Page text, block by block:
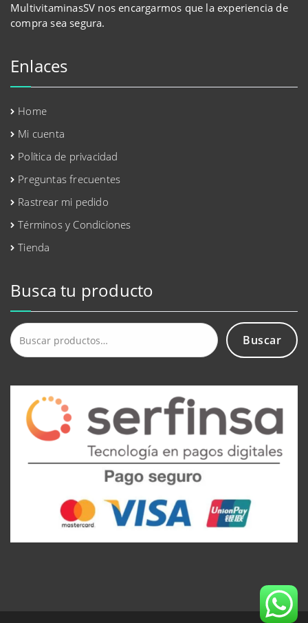
MultivitaminasSV nos encargarmos que la experiencia de
compra sea segura.
Enlaces
Home
Mi cuenta
Política de privacidad
Preguntas frecuentes
Rastrear mi pedido
Términos y Condiciones
Tienda
Busca tu producto
Buscar
por:
Buscar